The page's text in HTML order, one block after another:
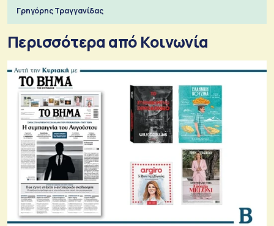
Γρηγόρης Τραγγανίδας
Περισσότερα από Κοινωνία